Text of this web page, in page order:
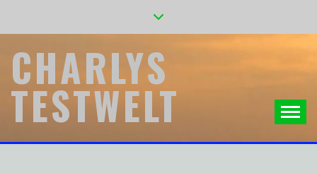
CHARLYS
TESTWELT